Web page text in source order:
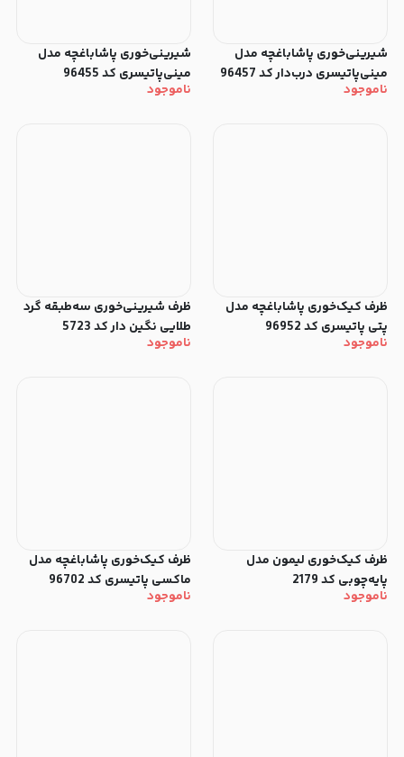
شیرینی‌خوری پاشاباغچه مدل
مینی‌پاتیسری درب‌دار کد 96457
ناموجود
شیرینی‌خوری پاشاباغچه مدل
مینی‌پاتیسری کد 96455
ناموجود
ظرف کیک‌خوری پاشاباغچه مدل
پتی پاتیسری کد 96952
ناموجود
ظرف شیرینی‌خوری سه‌طبقه گرد
طلایی نگین دار کد 5723
ناموجود
‫ظرف کیک‌خوری لیمون مدل
پایه‌چوبی‬ کد 2179
ناموجود
ظرف کیک‌خوری پاشاباغچه مدل
ماکسی پاتیسری کد 96702
ناموجود